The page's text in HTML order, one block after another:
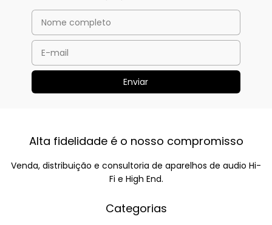
Alta fidelidade é o nosso compromisso
Venda, distribuição e consultoria de aparelhos de audio Hi-
Fi e High End.
Categorias